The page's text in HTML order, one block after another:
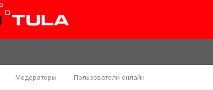
Модераторы Пользователи онлайн